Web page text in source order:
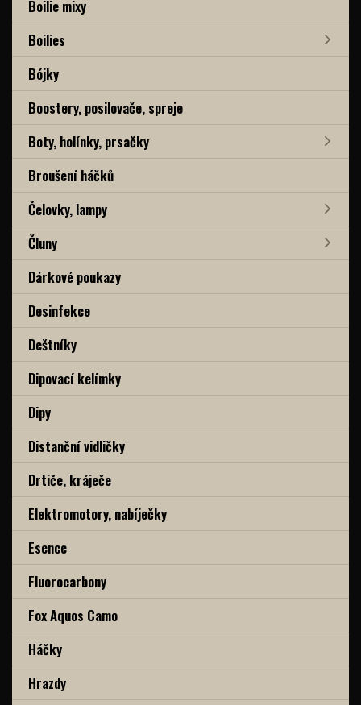
Boilie mixy
Boilies
Bójky
Boostery, posilovače, spreje
Boty, holínky, prsačky
Broušení háčků
Čelovky, lampy
Čluny
Dárkové poukazy
Desinfekce
Deštníky
Dipovací kelímky
Dipy
Distanční vidličky
Drtiče, kráječe
Elektromotory, nabíječky
Esence
Fluorocarbony
Fox Aquos Camo
Háčky
Hrazdy